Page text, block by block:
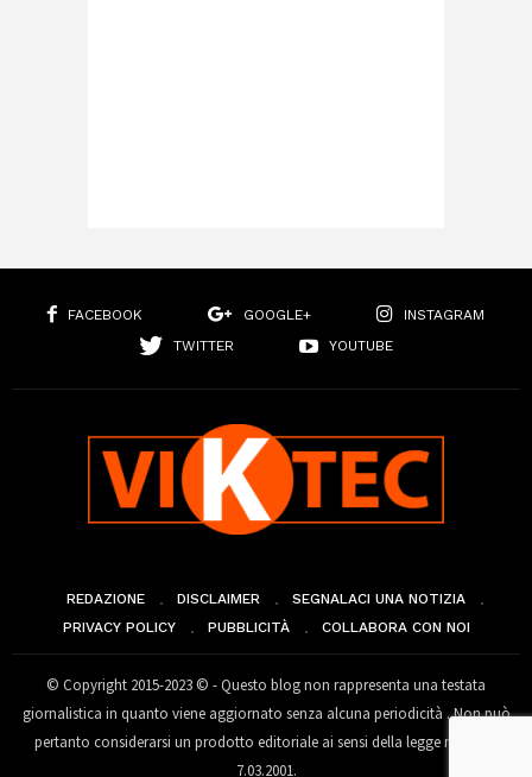
FACEBOOK GOOGLE+
INSTAGRAM
TWITTER
YOUTUBE
REDAZIONE DISCLAIMER
SEGNALACI UNA NOTIZIA
PRIVACY POLICY
PUBBLICITÀ COLLABORA CON NOI
© Copyright 2015-2023 © - Questo blog non rappresenta una testata
giornalistica in quanto viene aggiornato senza alcuna periodicità . Non può
pertanto considerarsi un prodotto editoriale ai sensi della legge n° 62 del
7.03.2001.